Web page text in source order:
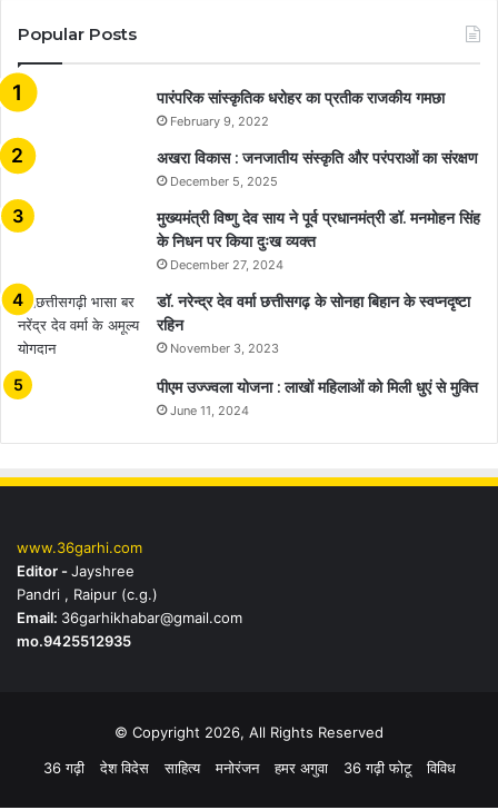
Popular Posts
​​​​​​​पारंपरिक सांस्कृतिक धरोहर का प्रतीक राजकीय गमछा
February 9, 2022
अखरा विकास : जनजातीय संस्कृति और परंपराओं का संरक्षण
December 5, 2025
मुख्यमंत्री विष्णु देव साय ने पूर्व प्रधानमंत्री डॉ. मनमोहन सिंह
के निधन पर किया दुःख व्यक्त
December 27, 2024
डॉ. नरेन्द्र देव वर्मा छत्तीसगढ़ के सोनहा बिहान के स्वप्नदृष्टा
रहिन
November 3, 2023
पीएम उज्ज्वला योजना : लाखों महिलाओं को मिली धुएं से मुक्ति
June 11, 2024
www.36garhi.com
Editor -Jayshree
Pandri , Raipur (c.g.)
Email: 36garhikhabar@gmail.com
mo.9425512935
© Copyright 2026, All Rights Reserved
36 गढ़ी
देश विदेस साहित्य मनोरंजन हमर अगुवा 36 गढ़ी फोटू विविध